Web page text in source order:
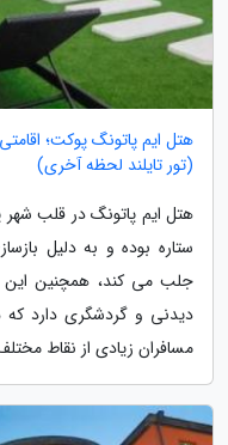
هتل ایم پاتونگ پوکت؛
(تور تایلند لحظه آخری)
هتل ایم پاتونگ در قلب
ستاره بوده و به دلیل
جلب می کند، همچنین این
دیدنی و گردشگری دارد
مسافران زیادی از نقاط